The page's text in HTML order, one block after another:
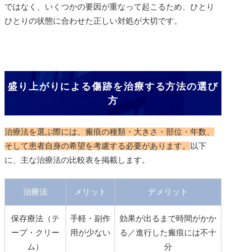
ではなく、いくつかの要因が重なって起こるため、ひとり
ひとりの状態に合わせた正しい対処が大切です。
盛り上がりによる傷跡を治療する方法の選び
方
治療法を選ぶ際には、瘢痕の種類・大きさ・部位・年数、
そして患者自身の希望を考慮する必要があります。
以下
に、主な治療法の比較表を掲載します。
治療法 メリット デメリット
保存療法（テ
ープ・クリー
ム）
手軽・副作
用が少ない
効果が出るまで時間がかか
る／進行した瘢痕には不十
分